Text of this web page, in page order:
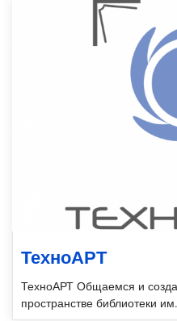
ТехноАРТ
ТехноАРТ Общаемся и
пространстве библиотеки